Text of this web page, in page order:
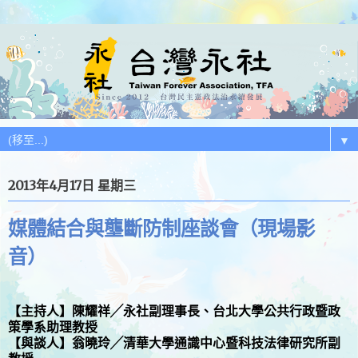
▼
2013年4月17日 星期三
媒體結合與壟斷防制座談會（現場影
音）
【主持人】
陳耀祥╱永社副理事長、台北大學公共行政暨政
策學系助理教授
【與談人】 翁曉玲╱清華大學通識中心暨科技法律研究所副